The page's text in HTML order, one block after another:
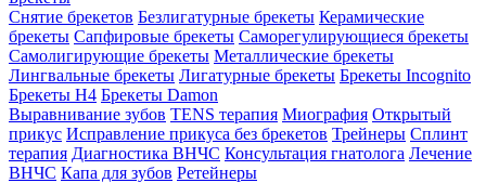
Снятие брекетов Безлигатурные брекеты Керамические
брекеты Сапфировые брекеты Саморегулирующиеся брекеты
Самолигирующие брекеты Металлические брекеты
Лингвальные брекеты Лигатурные брекеты Брекеты Incognito
Брекеты H4 Брекеты Damon
Выравнивание зубов TENS терапия Миография Открытый
прикус Исправление прикуса без брекетов Трейнеры Сплинт
терапия Диагностика ВНЧС Консультация гнатолога Лечение
ВНЧС Капа для зубов Ретейнеры